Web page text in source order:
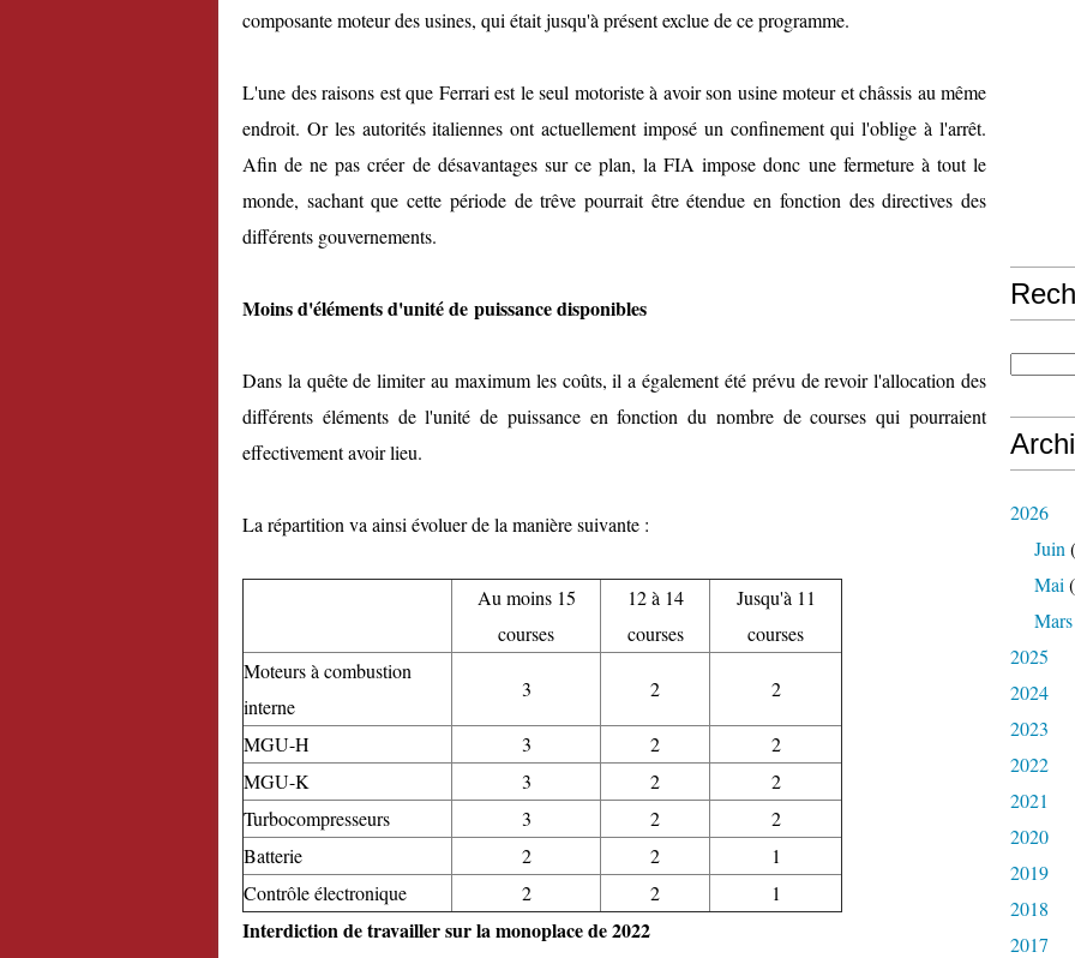
composante moteur des usines, qui était jusqu'à présent exclue de ce programme.
L'une des raisons est que Ferrari est le seul motoriste à avoir son usine moteur et châssis au même
endroit. Or les autorités italiennes ont actuellement imposé un confinement qui l'oblige à l'arrêt.
Afin de ne pas créer de désavantages sur ce plan, la FIA impose donc une fermeture à tout le
monde, sachant que cette période de trêve pourrait être étendue en fonction des directives des
différents gouvernements.
Moins d'éléments d'unité de puissance disponibles
Dans la quête de limiter au maximum les coûts, il a également été prévu de revoir l'allocation des
différents éléments de l'unité de puissance en fonction du nombre de courses qui pourraient
effectivement avoir lieu.
La répartition va ainsi évoluer de la manière suivante :
Au moins 15
courses
12 à 14
courses
Jusqu'à 11
courses
Moteurs à combustion
interne
3 2 2
MGU-H 3 2
2
MGU-K
3 2
2
Turbocompresseurs
3 2
2
Batterie
2 2
1
Contrôle électronique
2 2 1
Interdiction de travailler sur la monoplace de 2022
2026
Juin
Mai
Mars
2025
2024
2023
2022
2021
2020
2019
2018
2017